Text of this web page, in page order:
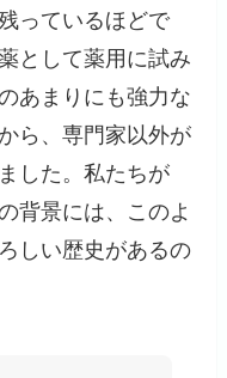
っているほどで
として薬用に試み
あまりにも強力な
ら、専門家以外が
した。私たちが
背景には、このよ
しい歴史があるの